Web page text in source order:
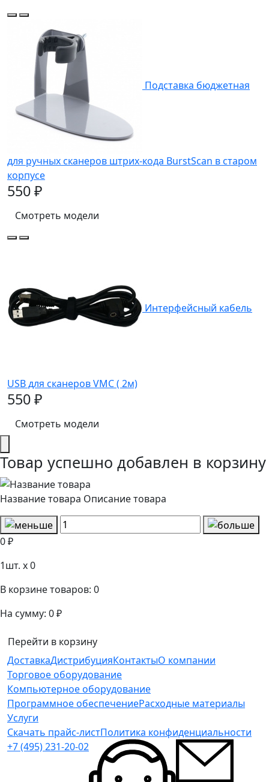
Подставка бюджетная
для ручных сканеров штрих-кода BurstScan в старом
корпусе
550 ₽
Смотреть модели
Интерфейсный кабель
USB для сканеров VMC ( 2м)
550 ₽
Смотреть модели
Товар успешно добавлен в корзину
Название товара Описание товара
0 ₽
1шт. x0
В корзине товаров: 0
На сумму: 0 ₽
Перейти в корзину
ДоставкаДистрибуцияКонтактыО компании
Торговое оборудование
Компьютерное оборудование
Программное обеспечениеРасходные материалы
Услуги
Скачать прайс-листПолитика конфиденциальности
+7 (495) 231-20-02